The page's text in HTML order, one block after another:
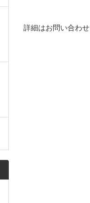
詳細はお問い合わせ